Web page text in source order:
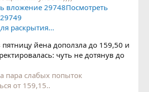
вложение 29748Посмотреть
раскрытия...
пятницу йена доползла до 159,50 и
чуть не дотянув до
пара слабых попыток
от 159,15..